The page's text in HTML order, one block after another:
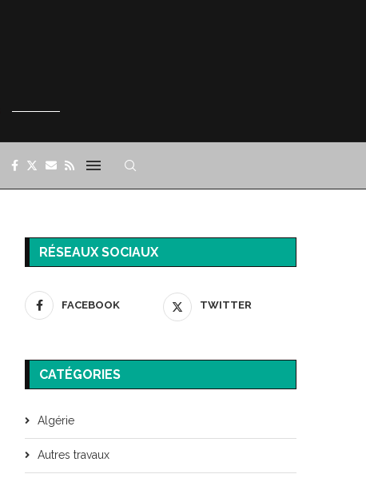
RÉSEAUX SOCIAUX
FACEBOOK TWITTER
CATÉGORIES
Algérie
Autres travaux